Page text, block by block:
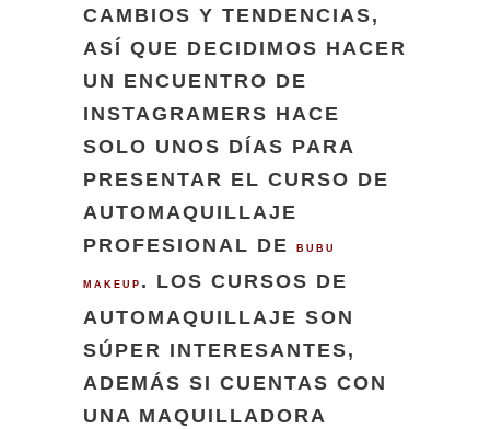
CAMBIOS Y TENDENCIAS,
ASÍ QUE DECIDIMOS HACER
UN ENCUENTRO DE
INSTAGRAMERS HACE
SOLO UNOS DÍAS PARA
PRESENTAR EL CURSO DE
AUTOMAQUILLAJE
PROFESIONAL DE
BUBU
MAKEUP . LOS CURSOS DE
AUTOMAQUILLAJE SON
SÚPER INTERESANTES,
ADEMÁS SI CUENTAS CON
UNA MAQUILLADORA